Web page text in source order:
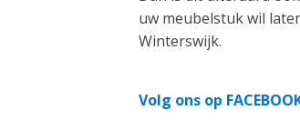
uw meubelstuk wil
Winterswijk.
Volg ons op